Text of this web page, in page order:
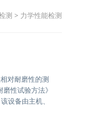
测 > 力学性能检测
对耐磨性的测
性试验方法》
设备由主机、